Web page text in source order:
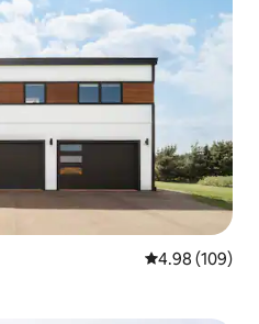
Calificación
4.98 (109)